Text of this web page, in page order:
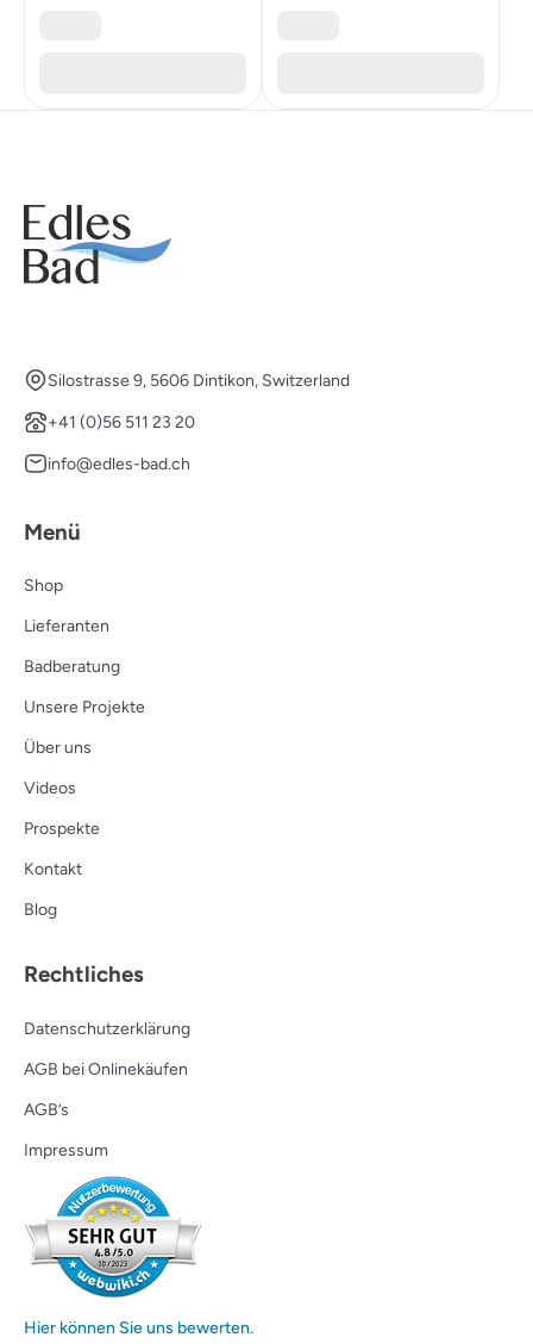
Silostrasse 9, 5606 Dintikon, Switzerland
+41 (0)56 511 23 20
info@edles-bad.ch
Menü
Shop
Lieferanten
Badberatung
Unsere Projekte
Über uns
Videos
Prospekte
Kontakt
Blog
Rechtliches
Datenschutzerklärung
AGB bei Onlinekäufen
AGB’s
Impressum
Hier können Sie uns bewerten.